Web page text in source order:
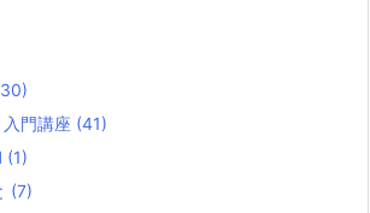
門講座 (41)
(1)
(7)